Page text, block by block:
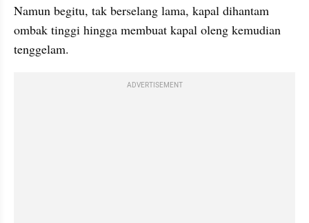
Namun begitu, tak berselang lama, kapal dihantam
ombak tinggi hingga membuat kapal oleng kemudian
tenggelam.
ADVERTISEMENT